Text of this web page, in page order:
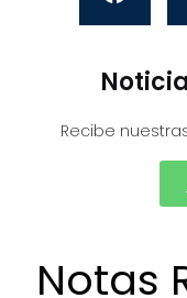
Recibe
Notas